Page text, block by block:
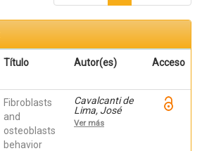
Título Autor(es) Acceso
Fibroblasts
and
osteoblasts
behavior
Cavalcanti de
Lima, José
Henrique;
Robbs ,
Ver más